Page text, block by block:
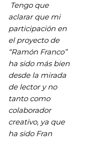
Tengo que
aclarar que mi
participación en
el proyecto de
“Ramón Franco”
ha sido más bien
desde la mirada
de lector y no
tanto como
colaborador
creativo, ya que
ha sido Fran